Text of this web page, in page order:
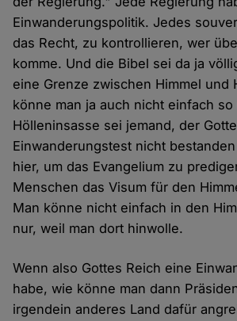
Einwanderungspolitik. Jedes
das Recht, zu kontrollieren, wer
komme. Und die Bibel sei da ja
eine Grenze zwischen Himmel und
könne man ja auch nicht einfach
Hölleninsasse sei jemand, der
Einwanderungstest nicht
hier, um das Evangelium zu
Menschen das Visum für den
Man könne nicht einfach in den
nur, weil man dort hinwolle.
Wenn also Gottes Reich eine
habe, wie könne man dann
irgendein anderes Land dafür